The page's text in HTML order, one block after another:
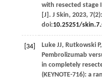
with resected stage
[J]. J Skin, 2023, 7
doi:10.25251/
[34] Luke JJ, Rutkowski P,
Pembrolizumab
in completely
(KEYNOTE-716): a